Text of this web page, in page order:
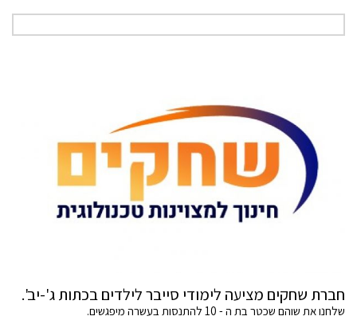
חברת שחקים מציעה לימודי סייבר לילדים בכתות ג'-יב'.
שלחנו את שוהם שכטר בת ה - 10 להתנסות בעשרה מיפגשים.